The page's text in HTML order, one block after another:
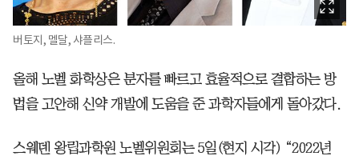
버토지, 멜달, 샤플리스.
올해 노벨 화학상은 분자를 빠르고 효율적으로 결합하는 방
법을 고안해 신약 개발에 도움을 준 과학자들에게 돌아갔다.
스웨덴 왕립과학원 노벨위원회는 5일(현지 시각) “2022년